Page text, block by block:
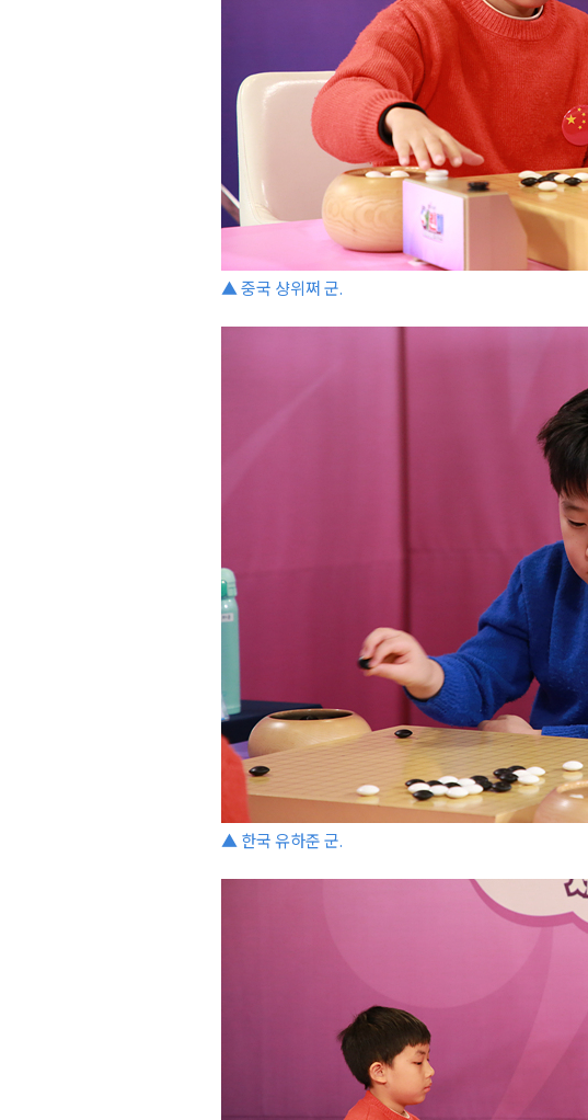
▲ 중국 샹위쩌 군.
▲ 한국 유하준 군.